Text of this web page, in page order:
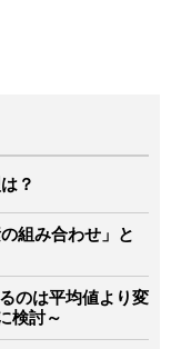
？
組み合わせ」と
のは平均値より変
検討～